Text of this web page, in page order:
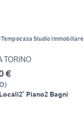
Tempocasa Studio Immobiliare
TORINO
€
)
2° Piano2 Bagni